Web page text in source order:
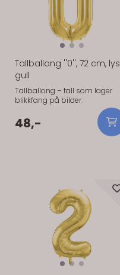
Tallballong ''0'', 72 cm, lys
gull
Tallballong – tall som lager
blikkfang på bilder.
48,-
På lager